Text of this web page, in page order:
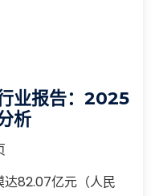
业报告：2025
析
82.07亿元（人民